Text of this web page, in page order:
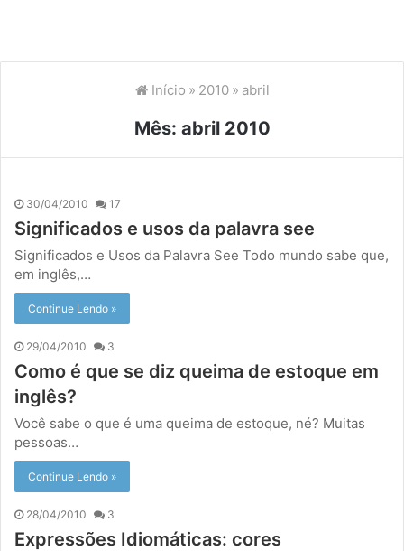
Início » 2010 » abril
Mês: abril 2010
30/04/2010 17
Significados e usos da palavra see
Significados e Usos da Palavra See Todo mundo sabe que,
em inglês,…
Continue Lendo »
29/04/2010 3
Como é que se diz queima de estoque em
inglês?
Você sabe o que é uma queima de estoque, né? Muitas
pessoas…
Continue Lendo »
28/04/2010 3
Expressões Idiomáticas: cores